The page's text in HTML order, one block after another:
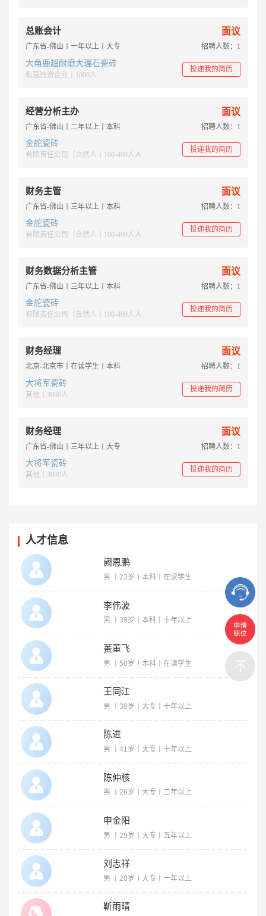
总账会计 面议
广东省-佛山丨一年以上丨大专 招聘人数：1
大角鹿超耐磨大理石瓷砖
私营独资企业丨1000人
投递我的简历
经营分析主办 面议
广东省-佛山丨二年以上丨本科 招聘人数：1
金舵瓷砖
有限责任公司（自然人丨100-499人人
投递我的简历
财务主管 面议
广东省-佛山丨三年以上丨本科 招聘人数：1
金舵瓷砖
有限责任公司（自然人丨100-499人人
投递我的简历
财务数据分析主管 面议
广东省-佛山丨三年以上丨本科 招聘人数：1
金舵瓷砖
有限责任公司（自然人丨100-499人人
投递我的简历
财务经理 面议
北京-北京市丨在读学生丨本科 招聘人数：1
大将军瓷砖
其他丨3000人
投递我的简历
财务经理 面议
广东省-佛山丨三年以上丨大专 招聘人数：1
大将军瓷砖
其他丨3000人
投递我的简历
人才信息
阙恩鹏
男 丨23岁丨本科丨在读学生
李伟波
男 丨39岁丨本科丨十年以上
蒉董飞
男 丨50岁丨本科丨在读学生
王同江
男 丨38岁丨大专丨十年以上
陈进
男 丨41岁丨大专丨十年以上
陈仲核
男 丨26岁丨大专丨二年以上
申金阳
男 丨29岁丨大专丨五年以上
刘志祥
男 丨20岁丨大专丨一年以上
靳雨晴